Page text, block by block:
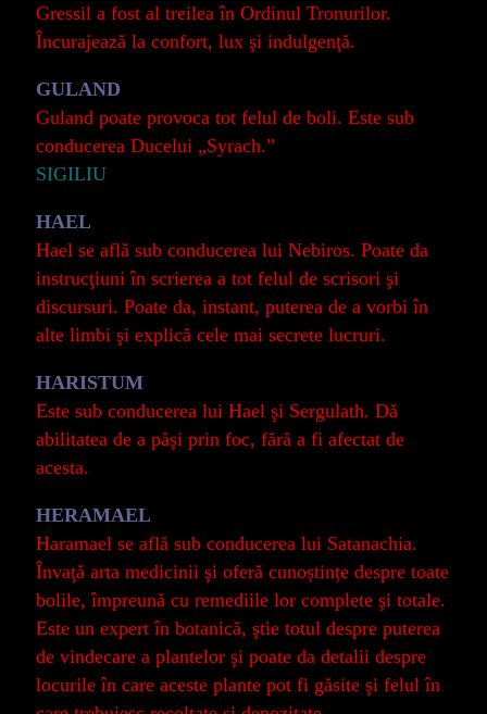
Gressil a fost al treilea în Ordinul Tronurilor.
Încurajează la confort, lux şi indulgenţă.
GULAND
Guland poate provoca tot felul de boli. Este sub
conducerea Ducelui „Syrach.”
SIGILIU
HAEL
Hael se află sub conducerea lui Nebiros. Poate da
instrucţiuni în scrierea a tot felul de scrisori şi
discursuri. Poate da, instant, puterea de a vorbi în
alte limbi şi explică cele mai secrete lucruri.
HARISTUM
Este sub conducerea lui Hael şi Sergulath. Dă
abilitatea de a păşi prin foc, fără a fi afectat de
acesta.
HERAMAEL
Haramael se află sub conducerea lui Satanachia.
Învaţă arta medicinii şi oferă cunoștințe despre toate
bolile, împreună cu remediile lor complete şi totale.
Este un expert în botanică, ştie totul despre puterea
de vindecare a plantelor şi poate da detalii despre
locurile în care aceste plante pot fi găsite şi felul în